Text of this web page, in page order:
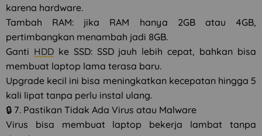
karena hardware.
Tambah RAM: jika RAM hanya 2GB atau 4GB,
pertimbangkan menambah jadi 8GB.
Ganti HDDke SSD: SSD jauh lebih cepat, bahkan bisa
membuat laptop lama terasa baru.
Upgrade kecil ini bisa meningkatkan kecepatan hingga 5
kali lipat tanpa perlu instal ulang.
🔒 7. Pastikan Tidak Ada Virus atau Malware
Virus bisa membuat laptop bekerja lambat tanpa